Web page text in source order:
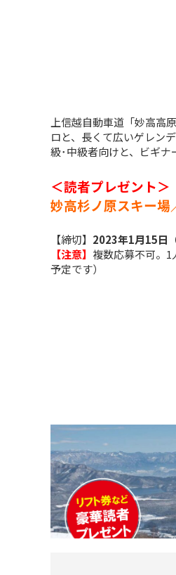
上信越自動車道「妙高高
ロと、長くて広いゲレン
級･中級者向けと、ビギナ
＜読者プレゼント＞
妙高杉ノ原スキー場
【締切】 2023年1月15日
【注意】 複数応募不可。
予定です）